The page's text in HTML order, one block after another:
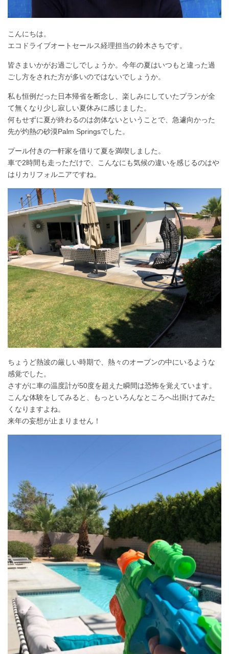
こんにちは。
エコドライブオートセールス経理担当の鈴木さちです。
皆さまいかがお過ごしでしょうか。今年の夏はいつもと違った過
ごし方をされた方が多いのではないでしょうか。
私も恒例だった日本帰省を断念し、楽しみにしていたプランが全
て無くなり少し寂しい夏休みに感じました。
何もせずに夏が終わるのは勿体ないということで、急遽向かった
先が灼熱の砂漠Palm Springsでした。
プール付きの一軒家を借りて夏を満喫しました。
車で2時間も走っただけで、こんなにも気候の違いを感じるのはや
はりカリフォルニアですね。
ちょうど熱波の厳しい時期で、熱々のオーブンの中にいるような
感覚でした。
さすがに車の温度計が50度を超えた瞬間は恐怖を覚えています。
こんな体験をしてみると、もっといろんなところへ出掛けてみた
くなりますよね。
来年の妄想が止まりません！